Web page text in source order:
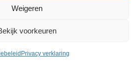
Weigeren
voorkeuren
Privacy verklaring